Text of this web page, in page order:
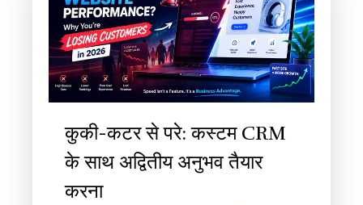
कुकी-कटर से परे: कस्टम CRM
के साथ अद्वितीय अनुभव तैयार
करना